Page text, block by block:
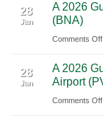
28
Jan
A 2026
(BNA)
Comments Off
to
28
Jan
A 2026
Airport
Comments Off